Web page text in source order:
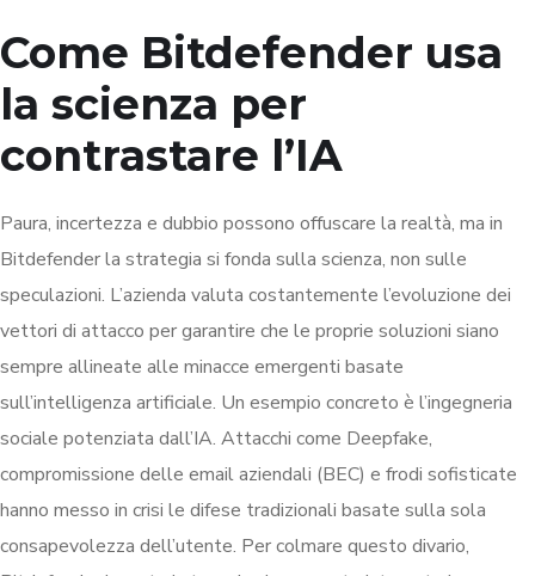
Come Bitdefender usa
la scienza per
contrastare l’IA
Paura, incertezza e dubbio possono offuscare la realtà, ma in
Bitdefender la strategia si fonda sulla scienza, non sulle
speculazioni. L’azienda valuta costantemente l’evoluzione dei
vettori di attacco per garantire che le proprie soluzioni siano
sempre allineate alle minacce emergenti basate
sull’intelligenza artificiale. Un esempio concreto è l’ingegneria
sociale potenziata dall’IA. Attacchi come Deepfake,
compromissione delle email aziendali (BEC) e frodi sofisticate
hanno messo in crisi le difese tradizionali basate sulla sola
consapevolezza dell’utente. Per colmare questo divario,